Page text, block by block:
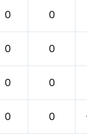
0 0
0 0
0 0
0 0